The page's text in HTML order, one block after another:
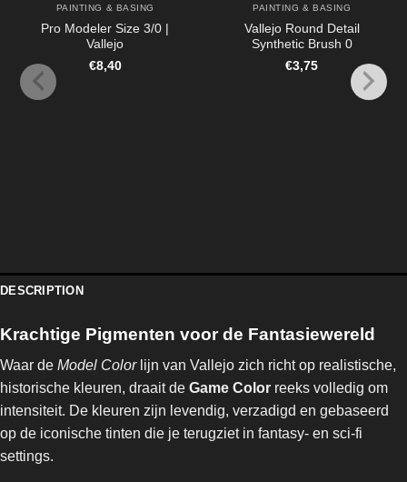
PAINTING & BASING
Pro Modeler Size 3/0 |
Vallejo
€8,40
PAINTING & BASING
Vallejo Round Detail
Synthetic Brush 0
€3,75
DESCRIPTION
Krachtige Pigmenten voor de Fantasiewereld
Waar de Model Colorlijn van Vallejo zich richt op realistische,
historische kleuren, draait de Game Color reeks volledig om
intensiteit. De kleuren zijn levendig, verzadigd en gebaseerd
op de iconische tinten die je terugziet in fantasy- en sci-fi
settings.